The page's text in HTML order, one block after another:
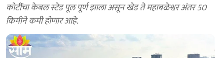
कोटींचा केबल स्टेड पूल पूर्ण झाला असून खेड ते महाबळेश्वर अंतर 50
किमीने कमी होणार आहे.